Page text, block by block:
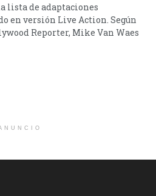
lista de adaptaciones
en versión Live Action. Según
Reporter, Mike Van Waes
y Jonathan Eirich serán los
versión de Lilo y Stitch. Como